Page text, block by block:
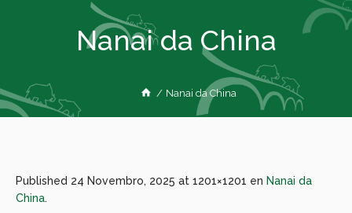
Nanai da China
/ Nanai da China
Published 24 Novembro, 2025 at 1201×1201 en Nanai da
China.